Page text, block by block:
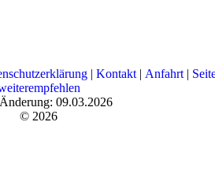
| Kontakt | Anfahrt |
09.03.2026
© 2026